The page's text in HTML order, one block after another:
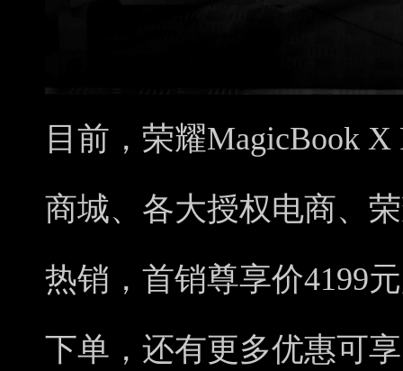
目前，荣耀MagicBook
商城、各大授权电商、
热销，首销尊享价4199
下单，还有更多优惠可